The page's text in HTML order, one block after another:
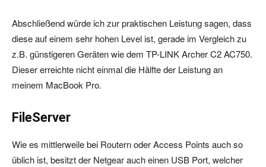
Abschließend würde ich zur praktischen Leistung sagen, dass
diese auf einem sehr hohen Level ist, gerade im Vergleich zu
z.B. günstigeren Geräten wie dem TP-LINK Archer C2 AC750.
Dieser erreichte nicht einmal die Hälfte der Leistung an
meinem MacBook Pro.
FileServer
Wie es mittlerweile bei Routern oder Access Points auch so
üblich ist, besitzt der Netgear auch einen USB Port, welcher